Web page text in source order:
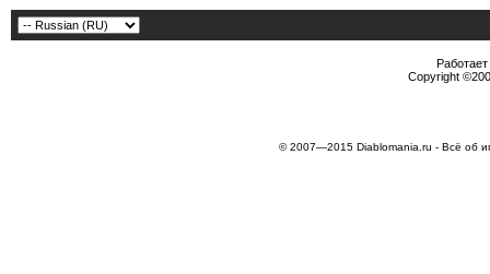
Copyright
© 2007—2015 Diablomania.ru - Всё об